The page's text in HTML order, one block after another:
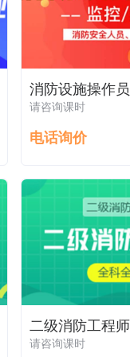
请咨询课时
电话询价
二级消防工程师
请咨询课时